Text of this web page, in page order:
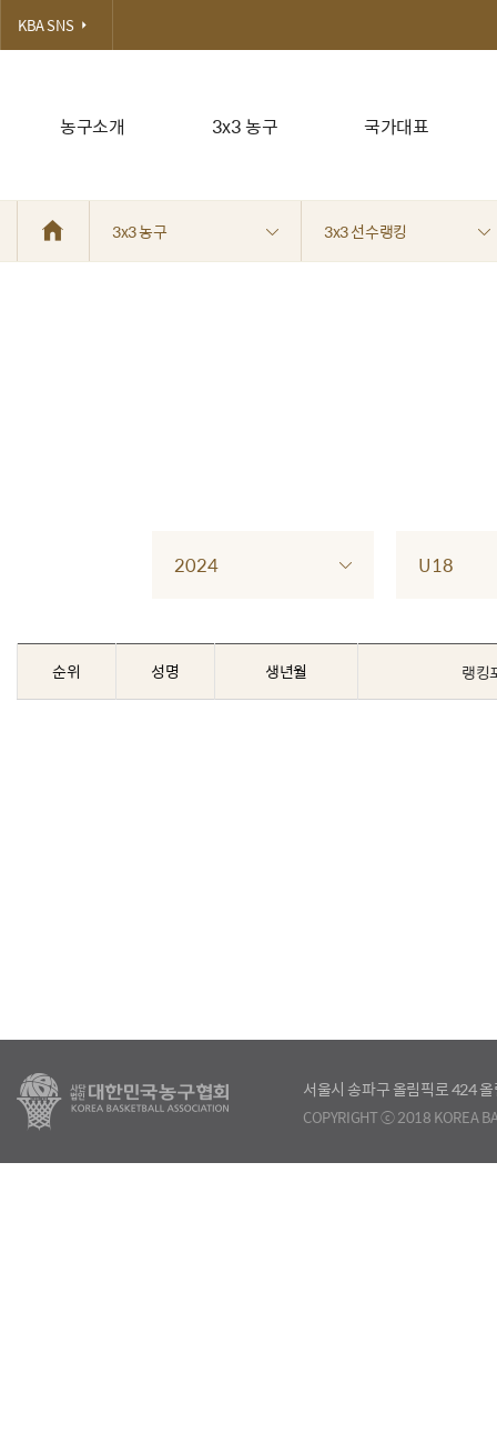
농구소개 3x3 농구 국가대표
KBA SNS
3x3 농구 3x3 선수랭킹
2024 U18
순위 성명 생년월 랭킹
서울시 송파구 올림픽로 424
COPYRIGHT ⓒ 2018 KOREA